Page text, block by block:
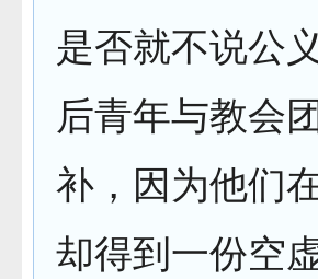
是否就不说公
后青年与教会
补，因为他们
却得到一份空